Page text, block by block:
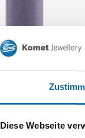
Diese Webseite